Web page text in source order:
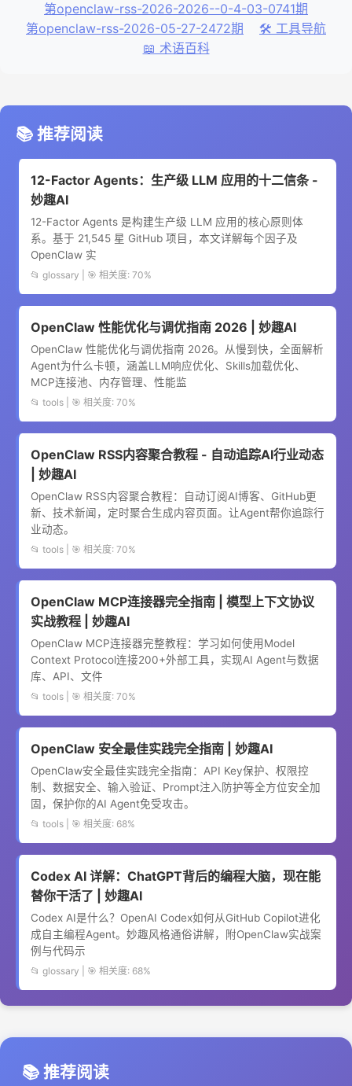
第openclaw-rss-2026-2026--0-4-03-0741期
第openclaw-rss-2026-05-27-2472期
🛠️ 工具导航
📖 术语百科
📚 推荐阅读
12-Factor Agents：生产级 LLM 应用的十二信条 -
妙趣AI
12-Factor Agents 是构建生产级 LLM 应用的核心原则体
系。基于 21,545 星 GitHub 项目，本文详解每个因子及
OpenClaw 实
📂 glossary | 🎯 相关度: 70%
OpenClaw 性能优化与调优指南 2026 | 妙趣AI
OpenClaw 性能优化与调优指南 2026。从慢到快，全面解析
Agent为什么卡顿，涵盖LLM响应优化、Skills加载优化、
MCP连接池、内存管理、性能监
📂 tools | 🎯 相关度: 70%
OpenClaw RSS内容聚合教程 - 自动追踪AI行业动态
| 妙趣AI
OpenClaw RSS内容聚合教程：自动订阅AI博客、GitHub更
新、技术新闻，定时聚合生成内容页面。让Agent帮你追踪行
业动态。
📂 tools | 🎯 相关度: 70%
OpenClaw MCP连接器完全指南 | 模型上下文协议
实战教程 | 妙趣AI
OpenClaw MCP连接器完整教程：学习如何使用Model
Context Protocol连接200+外部工具，实现AI Agent与数据
库、API、文件
📂 tools | 🎯 相关度: 70%
OpenClaw 安全最佳实践完全指南 | 妙趣AI
OpenClaw安全最佳实践完全指南：API Key保护、权限控
制、数据安全、输入验证、Prompt注入防护等全方位安全加
固，保护你的AI Agent免受攻击。
📂 tools | 🎯 相关度: 68%
Codex AI 详解：ChatGPT背后的编程大脑，现在能
替你干活了 | 妙趣AI
Codex AI是什么？OpenAI Codex如何从GitHub Copilot进化
成自主编程Agent。妙趣风格通俗讲解，附OpenClaw实战案
例与代码示
📂 glossary | 🎯 相关度: 68%
📚 推荐阅读